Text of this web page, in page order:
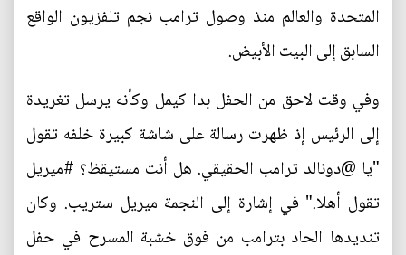
المتحدة والعالم منذ وصول ترامب نجم تلفزيون الواقع
السابق إلى البيت الأبيض.
وفي وقت لاحق من الحفل بدا كيمل وكأنه يرسل تغريدة
إلى الرئيس إذ ظهرت رسالة على شاشة كبيرة خلفه تقول
"يا @دونالد ترامب الحقيقي. هل أنت مستيقظ؟ #ميريل
تقول أهلا." في إشارة إلى النجمة ميريل ستريب. وكان
تنديدها الحاد بترامب من فوق خشبة المسرح في حفل